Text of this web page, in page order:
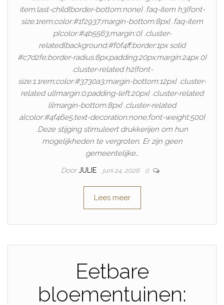
item:last-child{border-bottom:none} .faq-item h3{font-
size:1rem;color:#1f2937;margin-bottom:8px} .faq-item
p{color:#4b5563;margin:0} .cluster-
related{background:#f0f4ff;border:1px solid
#c7d2fe;border-radius:8px;padding:20px;margin:24px 0}
.cluster-related h2{font-
size:1.1rem;color:#3730a3;margin-bottom:12px} .cluster-
related ul{margin:0;padding-left:20px} .cluster-related
li{margin-bottom:8px} .cluster-related
a{color:#4f46e5;text-decoration:none;font-weight:500}
.Deze stijging stimuleert drukkerijen om hun
mogelijkheden te vergroten. Er zijn geen
gemeentelijke…
Door JULIE juni 24, 2026 0
Lees meer
Eetbare
bloementuinen: